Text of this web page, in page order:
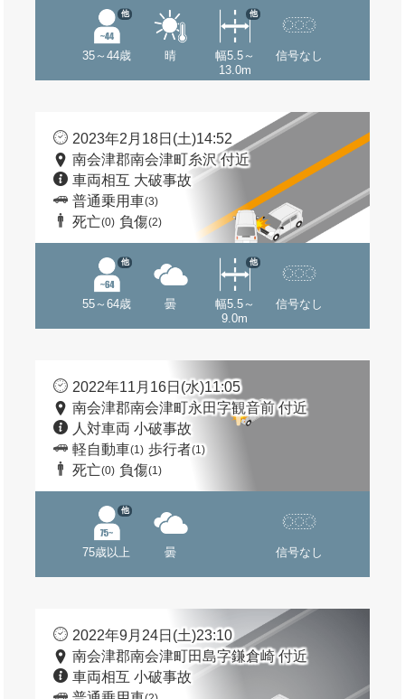
35～44歳
他
晴
幅5.5～
13.0m
他
信号なし
2023年2月18日(土)14:52
南会津郡南会津町糸沢 付近
車両相互 大破事故
普通乗用車(3)
死亡(0) 負傷(2)
55～64歳
他
曇
幅5.5～
9.0m
他
信号なし
2022年11月16日(水)11:05
南会津郡南会津町永田字観音前 付近
人対車両 小破事故
軽自動車(1) 歩行者(1)
死亡(0) 負傷(1)
75歳以上
他
曇 信号なし
2022年9月24日(土)23:10
南会津郡南会津町田島字鎌倉崎 付近
車両相互 小破事故